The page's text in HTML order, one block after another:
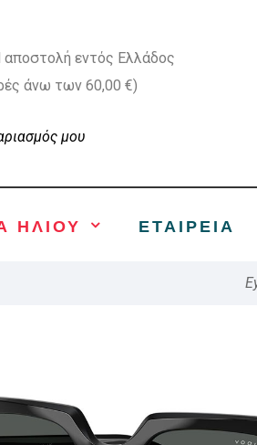
εντός Ελλάδος
άνω των 60,00 €)
μου
ΗΛΙΟΥ ΕΤΑΙΡΕΊΑ